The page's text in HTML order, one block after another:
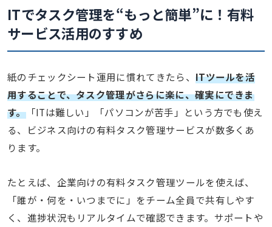
ITでタスク管理を“もっと簡単”に！ 有料
サービス活用のすすめ
紙のチェックシート運用に慣れてきたら、 ITツールを活
用することで、タスク管理がさらに楽に、確実にできま
す。「ITは難しい」「パソコンが苦手」という方でも使え
る、ビジネス向けの有料タスク管理サービスが数多くあ
ります。
たとえば、企業向けの有料タスク管理ツールを使えば、
「誰が・何を・いつまでに」をチーム全員で共有しやす
く、進捗状況もリアルタイムで確認できます。サポートや